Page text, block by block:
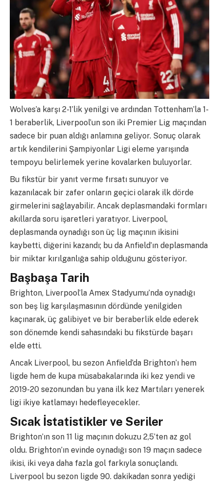
Wolves’a karşı 2-1’lik yenilgi ve ardından Tottenham’la 1-
1 beraberlik, Liverpool’un son iki Premier Lig maçından
sadece bir puan aldığı anlamına geliyor. Sonuç olarak
artık kendilerini Şampiyonlar Ligi eleme yarışında
tempoyu belirlemek yerine kovalarken buluyorlar.
Bu fikstür bir yanıt verme fırsatı sunuyor ve
kazanılacak bir zafer onların geçici olarak ilk dörde
girmelerini sağlayabilir. Ancak deplasmandaki formları
akıllarda soru işaretleri yaratıyor. Liverpool,
deplasmanda oynadığı son üç lig maçının ikisini
kaybetti, diğerini kazandı; bu da Anfield’ın deplasmanda
bir miktar kırılganlığa sahip olduğunu gösteriyor.
Başbaşa Tarih
Brighton, Liverpool’la Amex Stadyumu’nda oynadığı
son beş lig karşılaşmasının dördünde yenilgiden
kaçınarak, üç galibiyet ve bir beraberlik elde ederek
son dönemde kendi sahasındaki bu fikstürde başarı
elde etti.
Ancak Liverpool, bu sezon Anfield’da Brighton’ı hem
ligde hem de kupa müsabakalarında iki kez yendi ve
2019-20 sezonundan bu yana ilk kez Martıları yenerek
ligi ikiye katlamayı hedefleyecekler.
Sıcak İstatistikler ve Seriler
Brighton’ın son 11 lig maçının dokuzu 2,5’ten az gol
oldu. Brighton’ın evinde oynadığı son 19 maçın sadece
ikisi, iki veya daha fazla gol farkıyla sonuçlandı.
Liverpool bu sezon ligde 90. dakikadan sonra yediği